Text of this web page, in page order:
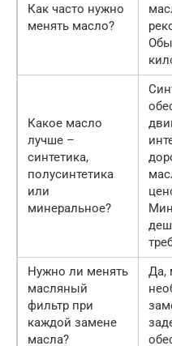
Как часто нужно
менять масло?
Какое масло
лучше –
синтетика,
полусинтетика
или
минеральное?
Нужно ли менять
масляный
фильтр при
каждой замене
масла?
Да,